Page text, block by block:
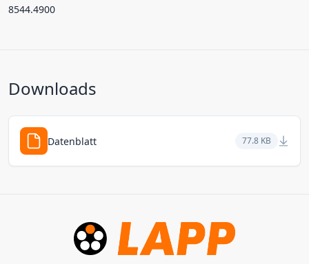
8544.4900
Downloads
Datenblatt 77.8 KB